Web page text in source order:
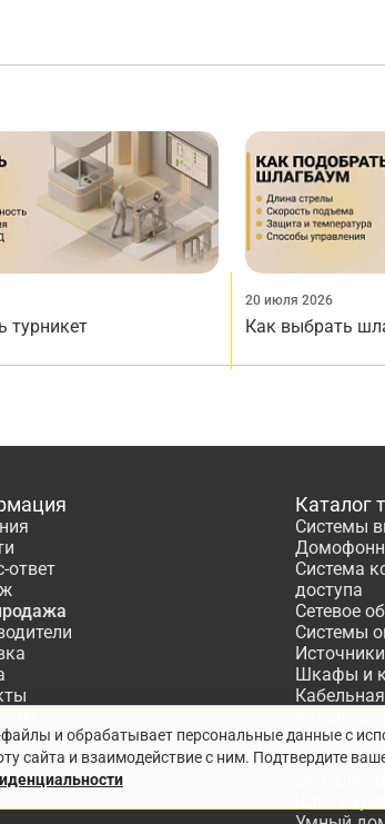
турникет
20 июля 2026
Как выбрать
ответ
Каталог
Системы
Система
доступа
Сетевое
Системы
Шкафы и
Системы
и обрабатывает персональные данные с
сайта и взаимодействие с ним. Подтвердите